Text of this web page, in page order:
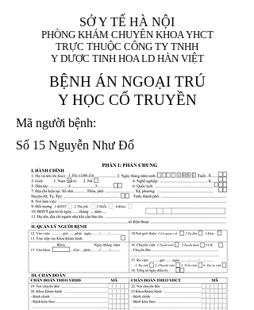
SỞ Y TẾ HÀ NỘI
PHÒNG KHÁM CHUYÊN KHOA YHCT
TRỰC THUỘC CÔNG TY TNHH
Y DƯỢC TINH HOA LD HÀN VIỆT
BỆNH ÁN NGOẠI TRÚ
Y HỌC CỔ TRUYỀN
Mã người bệnh:
Số 15 Nguyễn Như Đổ
1. Họ và tên (In
hoa):
1 9 9 5
8
8
X
X